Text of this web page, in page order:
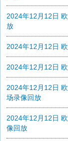
2024年12月12日
放
2024年12月12日
2024年12月12日
2024年12月12日
场录像回放
2024年12月12日
像回放